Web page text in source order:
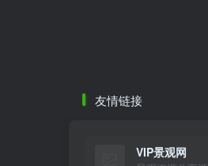
友情链接
VIP景观网